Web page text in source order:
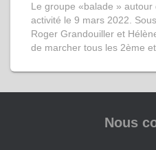
Le groupe «balade » autour
activité le 9 mars 2022.
Roger Grandouiller et
de marcher tous les 2ème
Nous